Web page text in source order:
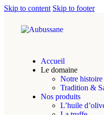
Skip to content Skip to footer
Accueil
Le domaine
Notre histoire
Tradition &
Nos produits
L’huile